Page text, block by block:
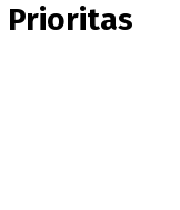
Prioritas